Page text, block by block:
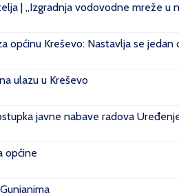
| „Izgradnja vodovodne mreže u
općinu Kreševo: Nastavlja se
ulazu u Kreševo
javne nabave radova
općine